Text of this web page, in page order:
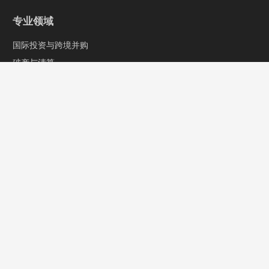
专业领域
国际投资与跨境并购
破产与清算